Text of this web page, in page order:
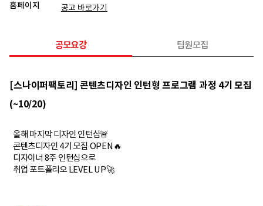
홈페이지 공고 바로가기
공모요강 팀원모집
[스나이퍼팩토리] 콘텐츠디자인 인턴형 프로그램 과정 4기 모집
(~10/20)
올해 마지막 디자인 인턴십🚨
콘텐츠디자인 4기 모집 OPEN🔥
디자이너 8주 인턴십으로
취업 포트폴리오 LEVEL UP🚀